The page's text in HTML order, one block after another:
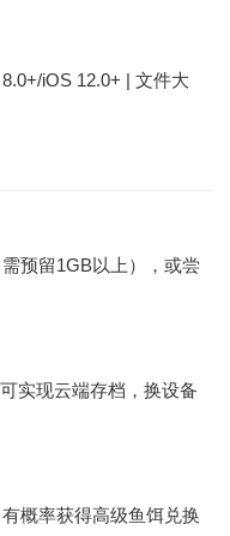
iOS 12.0+ | 文件大
预留1GB以上），或尝
实现云端存档，换设备
概率获得高级鱼饵兑换